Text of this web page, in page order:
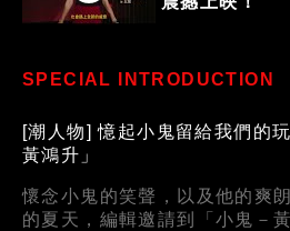
SPECIAL INTRODUCTION
[潮人物] 憶起小鬼留給我們的
黃鴻升」
懷念小鬼的笑聲，以及他的爽
的夏天，編輯邀請到「小鬼－